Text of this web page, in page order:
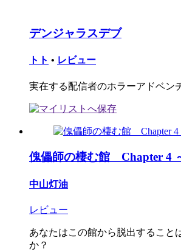
デンジャラスデブ
トト • レビュー
実在する配信者のホラーアドベン
傀儡師の棲む館 Chapter 4
中山灯油
レビュー
あなたはこの館から脱出すること
か？